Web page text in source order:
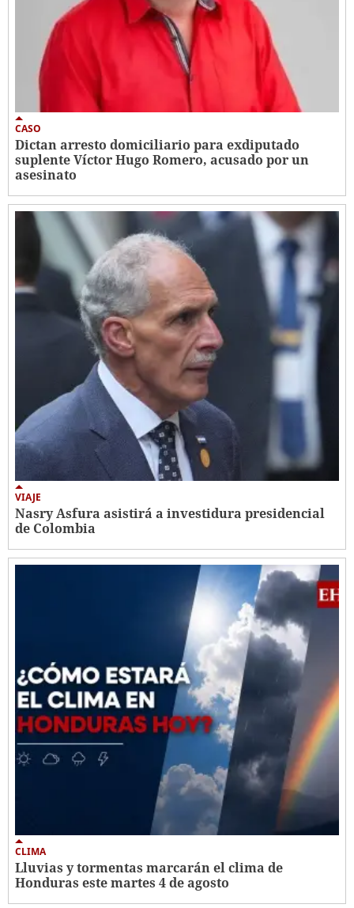
CASO
Dictan arresto domiciliario para exdiputado
suplente Víctor Hugo Romero, acusado por un
asesinato
VIAJE
Nasry Asfura asistirá a investidura presidencial
de Colombia
CLIMA
Lluvias y tormentas marcarán el clima de
Honduras este martes 4 de agosto